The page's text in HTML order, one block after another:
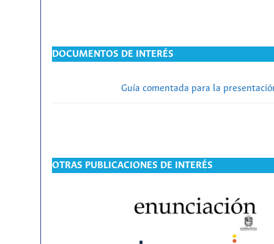
DOCUMENTOS DE INTERÉS
Guía comentada para la
OTRAS PUBLICACIONES DE INTERÉS